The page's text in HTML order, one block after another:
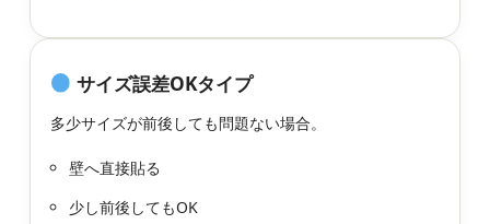
サイズ誤差OKタイプ
多少サイズが前後しても問題ない場合。
壁へ直接貼る
少し前後してもOK